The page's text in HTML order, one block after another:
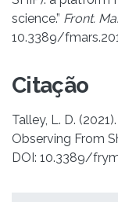
science.” Front.
10.3389/
Citação
Talley, L. D.
Observing From
DOI: 10.3389/